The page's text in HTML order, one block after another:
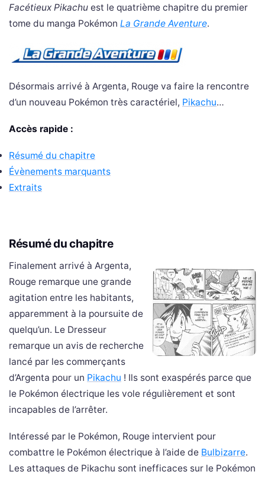
Facétieux Pikachu est le quatrième chapitre du premier
tome du manga Pokémon La Grande Aventure.
Désormais arrivé à Argenta, Rouge va faire la rencontre
d’un nouveau Pokémon très caractériel, Pikachu…
Accès rapide :
Résumé du chapitre
Évènements marquants
Extraits
Résumé du chapitre
Finalement arrivé à Argenta,
Rouge remarque une grande
agitation entre les habitants,
apparemment à la poursuite de
quelqu’un. Le Dresseur
remarque un avis de recherche
lancé par les commerçants
d’Argenta pour un Pikachu ! Ils sont exaspérés parce que
le Pokémon électrique les vole régulièrement et sont
incapables de l’arrêter.
Intéressé par le Pokémon, Rouge intervient pour
combattre le Pokémon électrique à l’aide de Bulbizarre.
Les attaques de Pikachu sont inefficaces sur le Pokémon